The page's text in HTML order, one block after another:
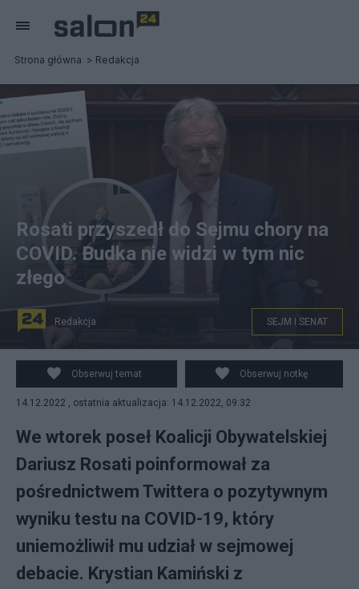
Strona główna Redakcja
Poseł KO Dariusz Rosati poinformował, że jest chory na
COVID. Mimo to, przyszedł na debatę do Sejmu. (fot.
Facebook, Twitter)
Rosati przyszedł do Sejmu chory na
COVID. Budka nie widzi w tym nic
złego
Redakcja SEJM I SENAT
Obserwuj temat Obserwuj notkę
14.12.2022 , ostatnia aktualizacja: 14.12.2022, 09:32
We wtorek poseł Koalicji Obywatelskiej
Dariusz Rosati poinformował za
pośrednictwem Twittera o pozytywnym
wyniku testu na COVID-19, który
uniemożliwił mu udział w sejmowej
debacie. Krystian Kamiński z